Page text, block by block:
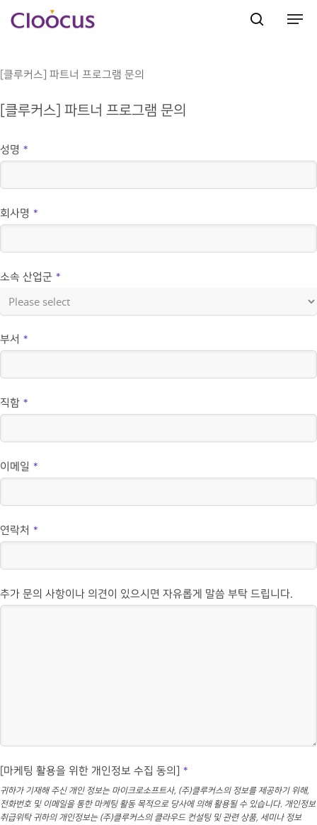
[클루커스] 파트너 프로그램 문의
[클루커스] 파트너 프로그램 문의
성명 *
회사명 *
소속 산업군 *
부서 *
직함 *
이메일 *
연락처 *
추가 문의 사항이나 의견이 있으시면 자유롭게 말씀 부탁 드립니다.
[마케팅 활용을 위한 개인정보 수집 동의] *
귀하가 기재해 주신 개인 정보는 마이크로소프트사, (주)클루커스의 정보를 제공하기 위해,
전화번호 및 이메일을 통한 마케팅 활동 목적으로 당사에 의해 활용될 수 있습니다. 개인정보
취급위탁 귀하의 개인정보는 (주)클루커스의 클라우드 컨설팅 및 관련 상품, 세미나 정보